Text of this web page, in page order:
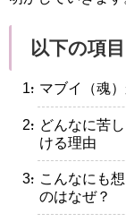
以下の項
・マブイ（魂
・どんなに苦
ける理由
・こんなにも
のはなぜ？